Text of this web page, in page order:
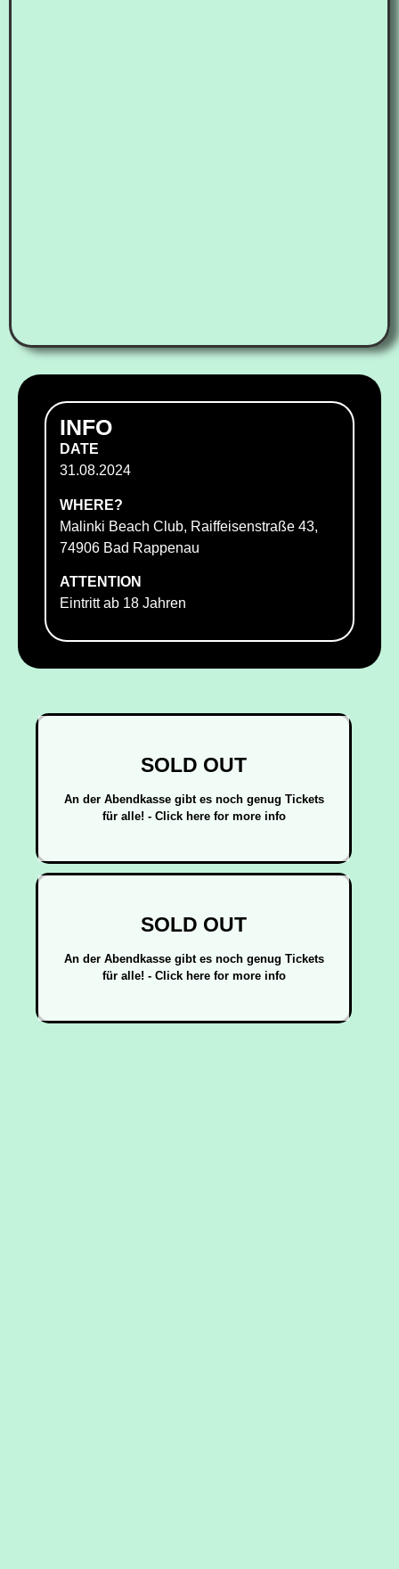
INFO
DATE
31.08.2024
WHERE?
Malinki Beach Club, Raiffeisenstraße 43,
74906 Bad Rappenau
ATTENTION
Eintritt ab 18 Jahren
SOLD OUT
An der Abendkasse gibt es noch genug Tickets
für alle! - Click here for more info
SOLD OUT
An der Abendkasse gibt es noch genug Tickets
für alle! - Click here for more info